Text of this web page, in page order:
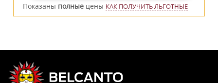
Показаны полные цены КАК ПОЛУЧИТЬ ЛЬГОТНЫЕ